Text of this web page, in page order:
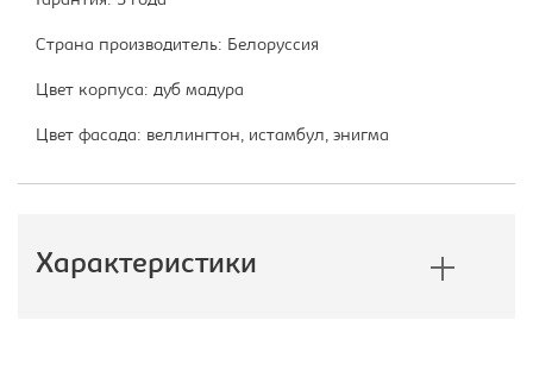
Страна производитель: Белоруссия
Цвет корпуса: дуб мадура
Цвет фасада: веллингтон, истамбул, энигма
Характеристики